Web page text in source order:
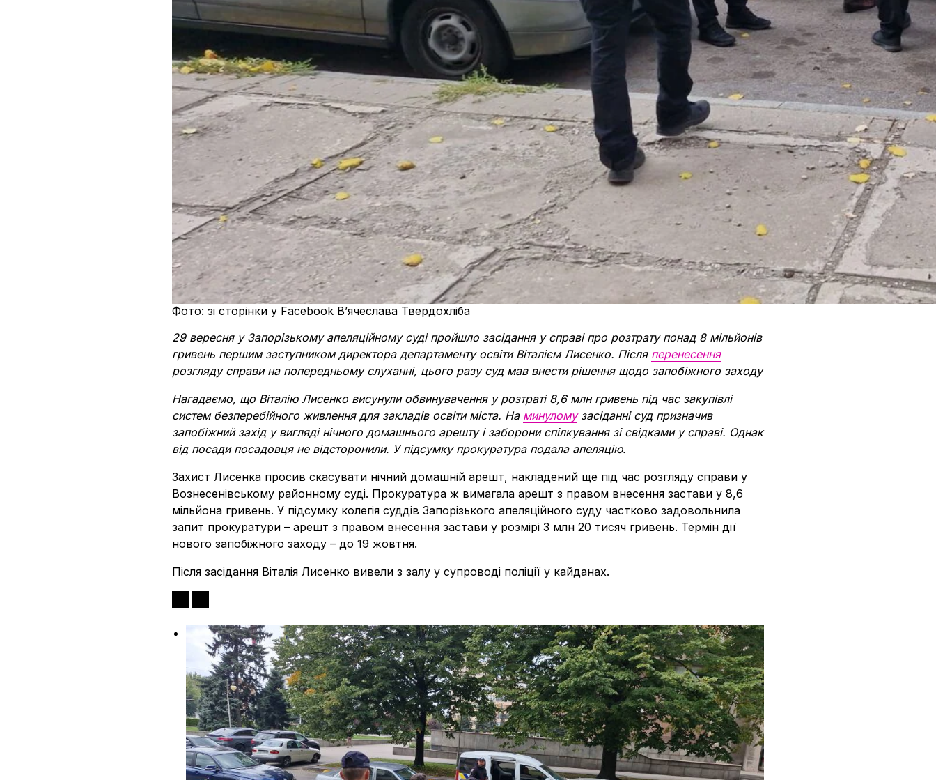
Фото: зі сторінки у Facebook В’ячеслава Твердохліба
29 вересня у Запорізькому апеляційному суді пройшло засідання у справі про розтрату понад 8 мільйонів
гривень першим заступником директора департаменту освіти Віталієм Лисенко. Після перенесення
розгляду справи на попередньому слуханні, цього разу суд мав внести рiшення щодо запобіжного заходу
Нагадаємо, що Віталію Лисенко висунули обвинувачення у розтраті 8,6 млн гривень під час закупівлі
систем безперебійного живлення для закладів освіти міста. На минуломузасіданні суд призначив
запобіжний захід у вигляді нічного домашнього арешту і заборони спілкування зі свідками у справі. Однак
від посади посадовця не відсторонили. У підсумку прокуратура подала апеляцію.
Захист Лисенка просив скасувати нічний домашній арешт, накладений ще під час розгляду справи у
Вознесенівському районному суді. Прокуратура ж вимагала арешт з правом внесення застави у 8,6
мільйона гривень. У підсумку колегія суддів Запорізького апеляційного суду частково задовольнила
запит прокуратури – арешт з правом внесення застави у розмірі 3 млн 20 тисяч гривень. Термін дії
нового запобіжного заходу – до 19 жовтня.
Після засідання Віталія Лисенко вивели з залу у супроводі поліції у кайданах.